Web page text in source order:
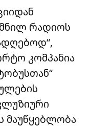
რადიოს
კომპანია
მაუწყებლობა